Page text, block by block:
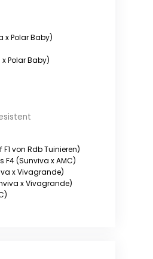
x Polar Baby)
Polar Baby)
von Rdb Tuinieren)
F4 (Sunviva x AMC)
x Vivagrande)
x Vivagrande)